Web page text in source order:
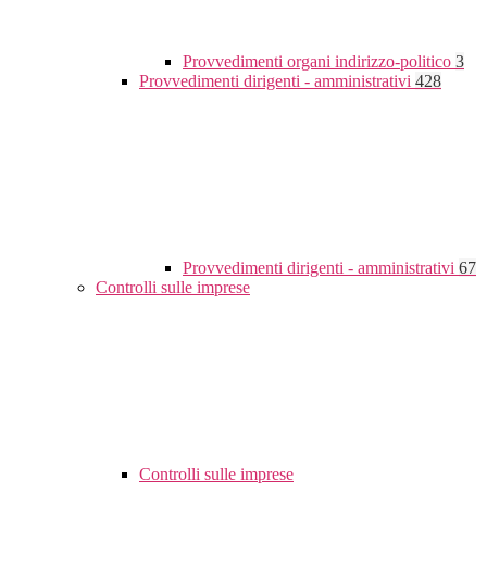
Provvedimenti organi indirizzo-politico 3
Provvedimenti dirigenti - amministrativi 428
Provvedimenti dirigenti - amministrativi 67
Controlli sulle imprese
Controlli sulle imprese